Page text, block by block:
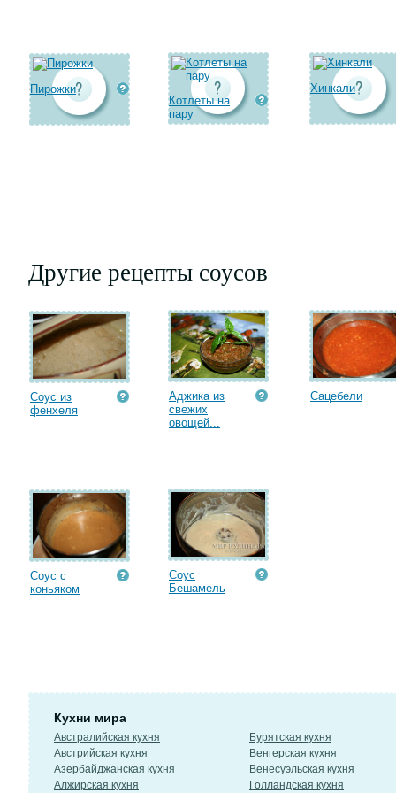
Пирожки
Котлеты на
пару
Хинкали
Другие рецепты соусов
Соус из
фенхеля
Аджика из
свежих
овощей...
Сацебели
Соус с
коньяком
Соус
Бешамель
Кухни мира
Австралийская кухня
Австрийская кухня
Азербайджанская кухня
Алжирская кухня
Бурятская кухня
Венгерская кухня
Венесуэльская кухня
Голландская кухня